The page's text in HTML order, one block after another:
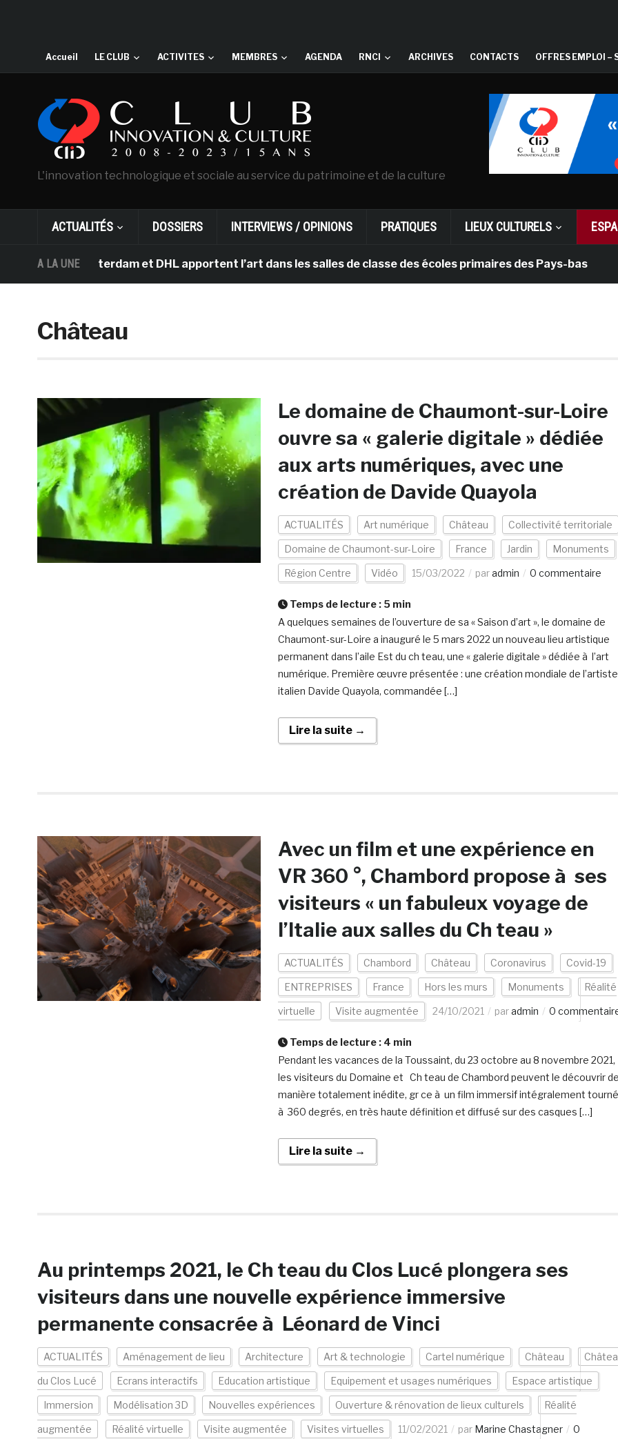
Accueil LE CLUB ACTIVITES MEMBRES AGENDA RNCI ARCHIVES CONTACTS OFFRES EMPLOI –
L'innovation technologique et sociale au service du patrimoine et de la culture
ACTUALITÉS DOSSIERS INTERVIEWS / OPINIONS PRATIQUES LIEUX CULTURELS
A LA UNE
d’Amsterdam et DHL apportent l’art dans les salles de classe des écoles primaires des Pays-bas il y a 1
Château
Le domaine de Chaumont-sur-Loire
ouvre sa « galerie digitale » dédiée
aux arts numériques, avec une
création de Davide Quayola
ACTUALITÉS Art numérique Château Collectivité territoriale
Domaine de Chaumont-sur-Loire France Jardin Monuments
Région Centre Vidéo 15/03/2022 paradmin 0 commentaire
Temps de lecture : 5 min
A quelques semaines de l’ouverture de sa « Saison d’art », le domaine de
Chaumont-sur-Loire a inauguré le 5 mars 2022 un nouveau lieu artistique
permanent dans l’aile Est du ch teau, une « galerie digitale » dédiée à l’art
numérique. Première œuvre présentée : une création mondiale de l’artiste
italien Davide Quayola, commandée […]
Lire la suite →
Avec un film et une expérience en
VR 360 °, Chambord propose à ses
visiteurs « un fabuleux voyage de
l’Italie aux salles du Ch teau »
ACTUALITÉS Chambord Château Coronavirus Covid-19
ENTREPRISES France Hors les murs Monuments Réalité
virtuelle Visite augmentée 24/10/2021 paradmin 0
Temps de lecture : 4 min
Pendant les vacances de la Toussaint, du 23 octobre au 8 novembre 2021,
les visiteurs du Domaine et Ch teau de Chambord peuvent le découvrir
manière totalement inédite, gr ce à un film immersif intégralement tourné
à 360 degrés, en très haute définition et diffusé sur des casques […]
Lire la suite →
Au printemps 2021, le Ch teau du Clos Lucé plongera ses
visiteurs dans une nouvelle expérience immersive
permanente consacrée à Léonard de Vinci
ACTUALITÉS Aménagement de lieu Architecture Art & technologie Cartel numérique Château
du Clos Lucé Ecrans interactifs Education artistique Equipement et usages numériques Espace artistique
Immersion Modélisation 3D Nouvelles expériences Ouverture & rénovation de lieux culturels Réalité
augmentée Réalité virtuelle Visite augmentée Visites virtuelles 11/02/2021 par Marine Chastagner
0